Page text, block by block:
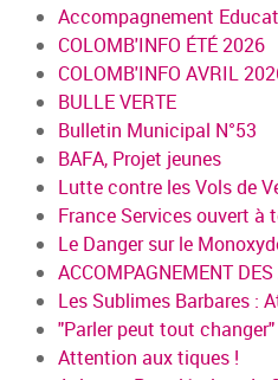
Accompagnement
COLOMB'INFO ÉTÉ 2026
COLOMB'INFO AVRIL
BULLE VERTE
Bulletin Municipal N°53
BAFA, Projet jeunes
Lutte contre les Vols de
France Services ouvert à
Le Danger sur le
ACCOMPAGNEMENT
Les Sublimes Barbares :
"Parler peut tout changer"
Attention aux tiques !